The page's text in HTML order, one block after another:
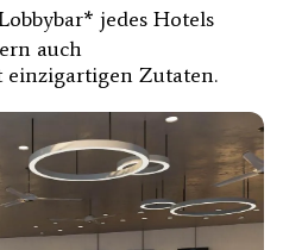
jedes Hotels
auch
Zutaten.